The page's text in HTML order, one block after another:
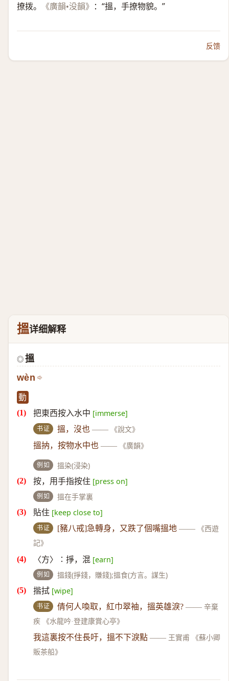
撩拨。 《廣韻•没韻》 ：“搵，手撩物貌。”
反馈
搵详细解释
◎ 搵
wèn
動
把東西按入水中 [immerse]
书证 搵，沒也 —— 《說文》
搵抐，按物水中也 —— 《廣韻》
例如 搵染(浸染)
按，用手指按住 [press on]
例如 搵在手掌裏
貼住 [keep close to]
书证 [豬八戒]急轉身，又跌了個嘴搵地 ——
《西遊
記》
〈方〉∶掙，混 [earn]
例如 搵錢(掙錢，賺錢);搵食(方言。謀生)
揩拭 [wipe]
书证 倩何人喚取，紅巾翠袖，搵英雄淚? —— 辛棄
疾 《水龍吟·登建康賞心亭》
我這裏按不住長吁，搵不下淚點 —— 王實甫 《蘇小卿
販茶船》